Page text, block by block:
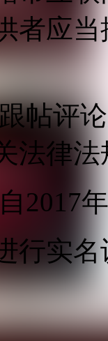
者应
帖评
法律
2017
行实名